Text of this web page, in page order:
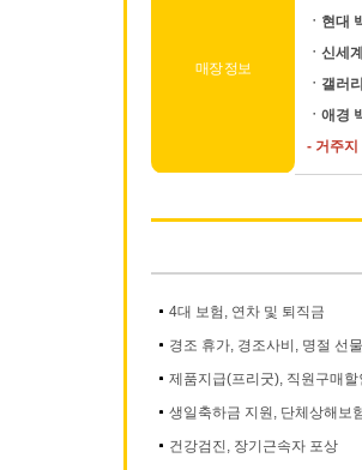
매장 정보
ㆍ현대
ㆍ신세
ㆍ갤러
ㆍ애경
- 거주지
4대 보험, 연차 및 퇴직금
경조 휴가, 경조사비, 명절 선물
제품지급(프리굿), 직원구매
생일축하금 지원, 단체상해보
건강검진, 장기근속자 포상